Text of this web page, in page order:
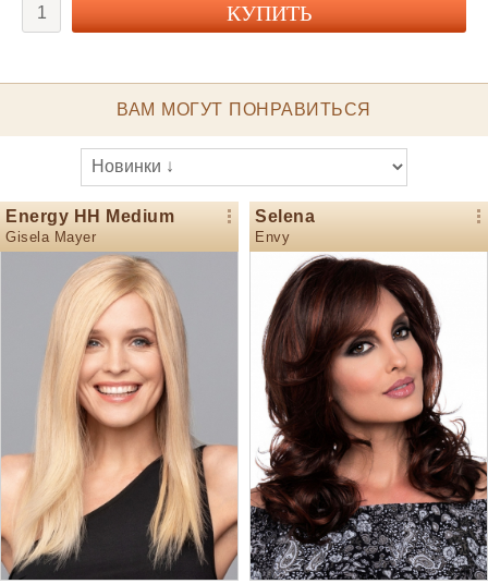
ВАМ МОГУТ ПОНРАВИТЬСЯ
Energy HH Medium
Gisela Mayer
Selena
Envy